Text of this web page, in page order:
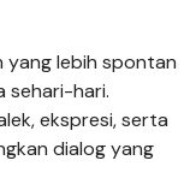
yang lebih spontan
sehari-hari.
ekspresi, serta
dialog yang